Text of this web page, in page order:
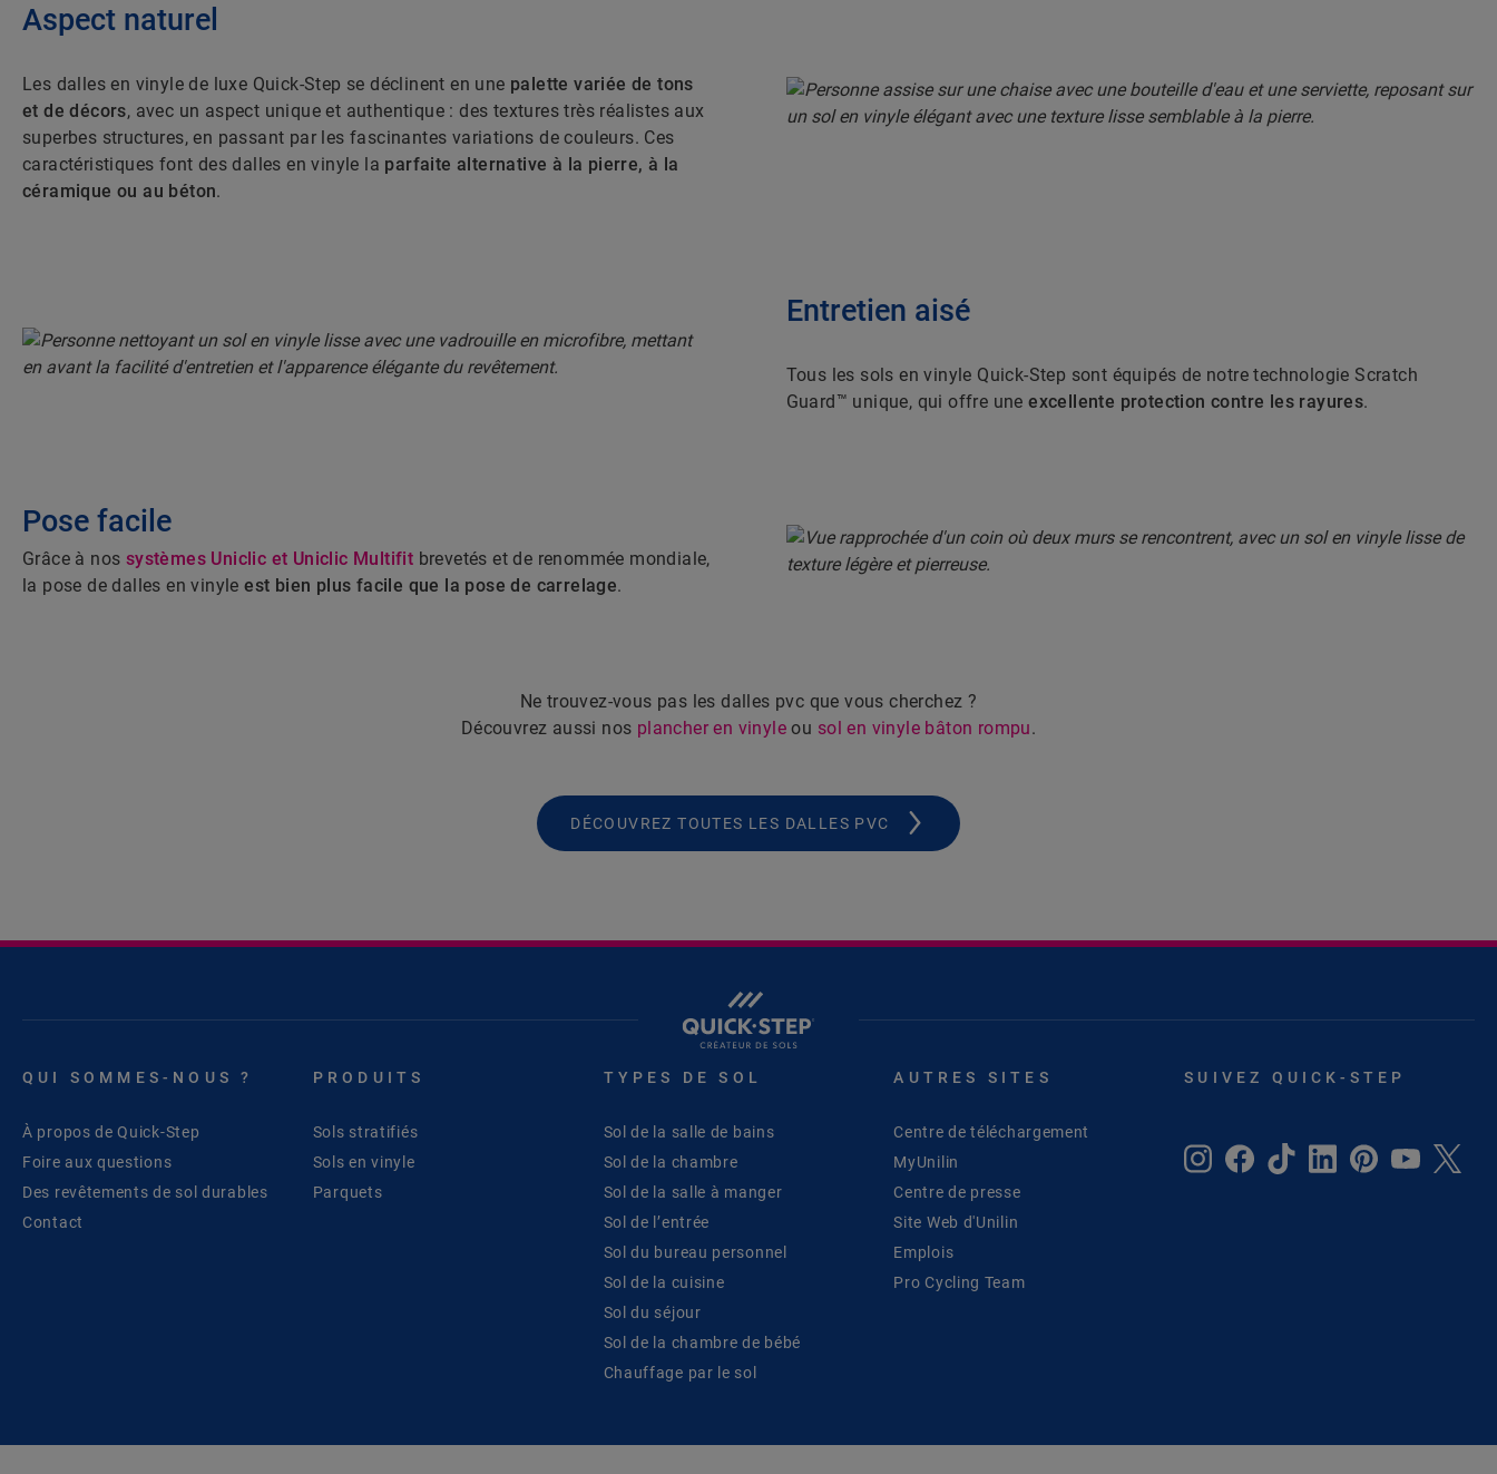
Aspect naturel
Les dalles en vinyle de luxe Quick-Step se déclinent en une palette variée de tons
et de décors, avec un aspect unique et authentique : des textures très réalistes aux
superbes structures, en passant par les fascinantes variations de couleurs. Ces
caractéristiques font des dalles en vinyle la parfaite alternative à la pierre, à la
céramique ou au béton.
Entretien aisé
Tous les sols en vinyle Quick-Step sont équipés de notre technologie Scratch
Guard™ unique, qui offre uneexcellente protection contre les rayures.
Pose facile
Grâce à nos systèmes Uniclic et Uniclic Multifit brevetés et de renommée mondiale,
la pose de dalles en vinyleest bien plus facile que la pose de carrelage.
Ne trouvez-vous pas les dalles pvc que vous cherchez ?
Découvrez aussi nos plancher en vinyle ou sol en vinyle bâton rompu.
DÉCOUVREZ TOUTES LES DALLES PVC
QUI SOMMES-NOUS ?
À propos de Quick-Step
Foire aux questions
Des revêtements de sol durables
Contact
PRODUITS
Sols stratifiés
Sols en vinyle
Parquets
TYPES DE SOL
Sol de la salle de bains
Sol de la chambre
Sol de la salle à manger
Sol de l’entrée
Sol du bureau personnel
Sol de la cuisine
Sol du séjour
Sol de la chambre de bébé
Chauffage par le sol
AUTRES SITES
Centre de téléchargement
MyUnilin
Centre de presse
Site Web d'Unilin
Emplois
Pro Cycling Team
SUIVEZ QUICK-STEP